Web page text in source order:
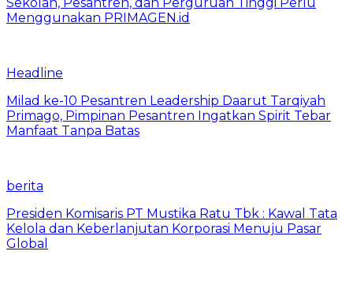
Menggunakan PRIMAGEN.id
Headline
Milad ke-10 Pesantren Leadership Daarut Tarqiyah
Primago, Pimpinan Pesantren Ingatkan Spirit Tebar
Manfaat Tanpa Batas
berita
Presiden Komisaris PT Mustika Ratu Tbk : Kawal Tata
Kelola dan Keberlanjutan Korporasi Menuju Pasar
Global